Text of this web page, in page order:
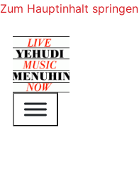
Zum Hauptinhalt springen